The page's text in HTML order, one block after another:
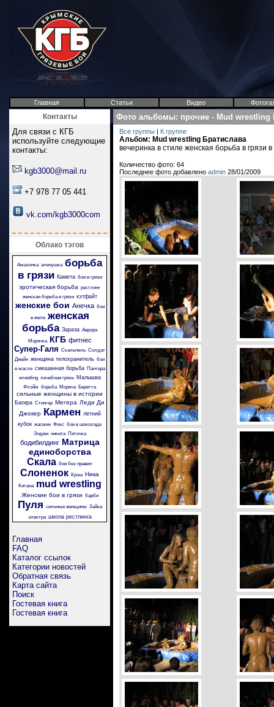
Главная Статьи Видео
Контакты
Для связи с КГБ
используйте следующие
контакты:
kgb3000@mail.ru
+7 978 77 05 441
vk.com/kgb3000com
Облако тэгов
Амазонка аленушка борьба
в грязи Камета бои в грязи
эротическая борьба рестлинг
женская борьба в грязи кэтфайт
женские бои Анечка бои
в желе женская
борьба Зараза Аврора
Морячка
КГБ фитнес
Супер-Галя Скальпель Солдат
Джейн женщина телохранитель бои
в масле смешанная борьба
Пантера
wrestling лечебная грязь Малышка
Флэйм борьба Моряча Беретта
сильные женщины в истории
Багира Стингер Мегера Леди Ди
Джокер Кармен летний
кубок жасмин Фокс бои в шоколаде
Энджи никита Пяточка
бодибилдинг Матрица
единоборства
Скала бои без правил
Слоненок Крэш Ника
Китана mud wrestling
Женские бои в грязи барби
Пуля сильные женщины Зайка
электра школа рестлинга
Главная
FAQ
Каталог ссылок
Категории новостей
Обратная связь
Карта сайта
Поиск
Гостевая книга
Гостевая книга
Фото альбомы: прочие - Mud wrestling
Все группы | К группе
Альбом: Mud wrestling Братислава
вечеринка в стиле женская борьба в грязи
Количество фото: 64
Последнее фото добавлено admin 28/01/2009